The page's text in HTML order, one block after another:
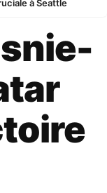
à Seattle